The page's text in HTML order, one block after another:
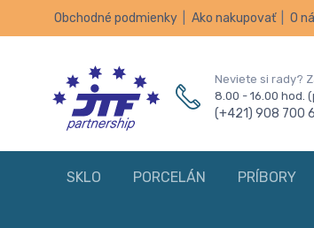
Obchodné podmienky Ako nakupovať O
Neviete si rady?
8.00 - 16.00 hod.
(+421) 908 700
SKLO PORCELÁN PRÍBORY